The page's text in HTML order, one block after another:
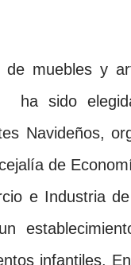
de muebles y
ha sido
Navideños,
de
e Industria
infantiles.